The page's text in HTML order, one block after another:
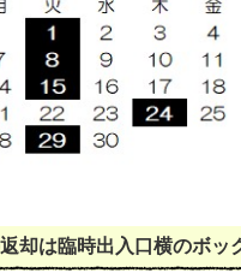
却は臨時出入口横のボッ